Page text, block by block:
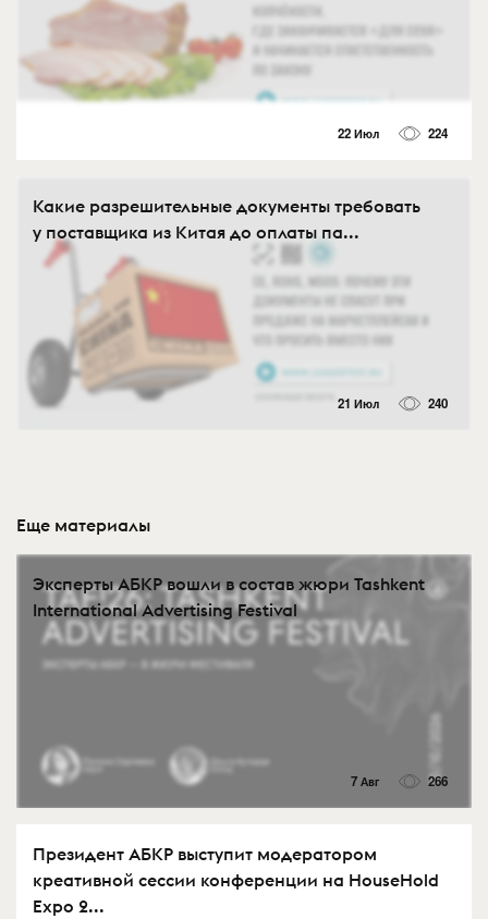
22 Июл 224
Какие разрешительные документы требовать
у поставщика из Китая до оплаты па...
21 Июл 240
Еще материалы
Эксперты АБКР вошли в состав жюри Tashkent
International Advertising Festival
7 Авг 266
Президент АБКР выступит модератором
креативной сессии конференции на HouseHold
Expo 2...